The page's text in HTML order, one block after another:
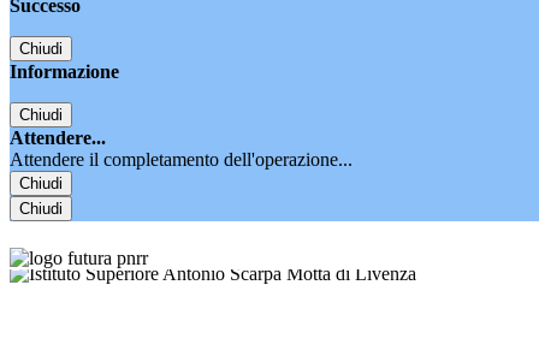
Successo
Chiudi
Informazione
Chiudi
Attendere...
Attendere il completamento dell'operazione...
Chiudi
Chiudi